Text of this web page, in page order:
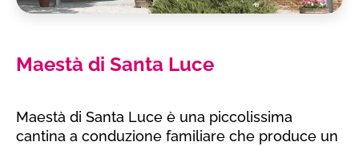
Maestà di Santa Luce
Maestà di Santa Luce è una piccolissima
cantina a conduzione familiare che produce un